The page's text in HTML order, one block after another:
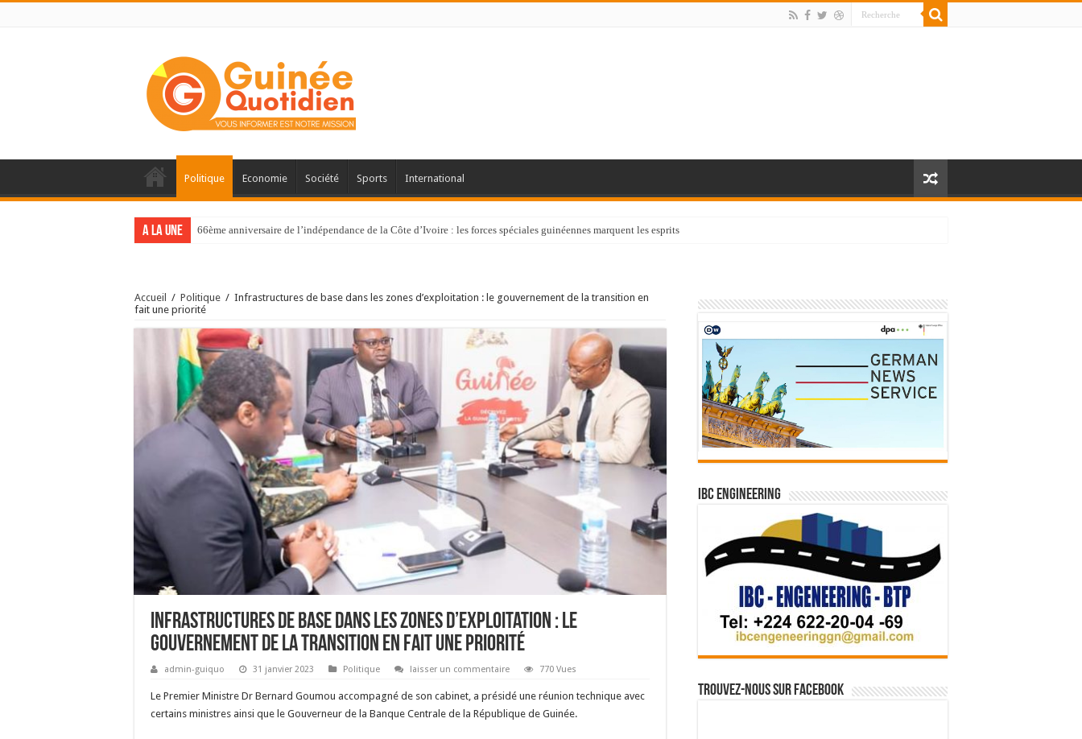
Politique Economie Société Sports International
A la une 66ème anniversaire de l’indépendance de la Côte d’Ivoire : les forces spéciales guinéennes marquent les esprits
Accueil / Politique / Infrastructures de base dans les zones d’exploitation : le gouvernement de la transition en
fait une priorité
Infrastructures de base dans les zones d’exploitation : le
gouvernement de la transition en fait une priorité
admin-guiquo 31 janvier 2023 Politique laisser un commentaire 770 Vues
Le Premier Ministre Dr Bernard Goumou accompagné de son cabinet, a présidé une réunion technique avec
certains ministres ainsi que le Gouverneur de la Banque Centrale de la République de Guinée.
IBC Engineering
Trouvez-nous sur Facebook